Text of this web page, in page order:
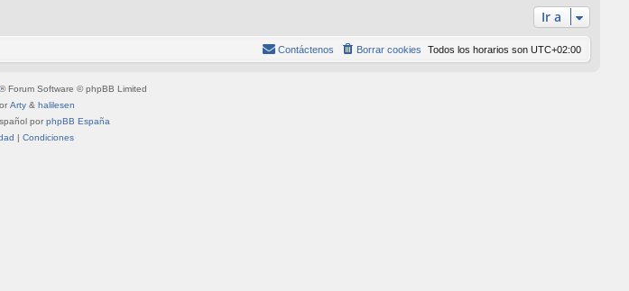
Ir a
Todos los horarios son UTC+02:00
Borrar cookies
Contáctenos
® Forum Software © phpBB Limited
Arty & halilesen
por phpBB España
| Condiciones